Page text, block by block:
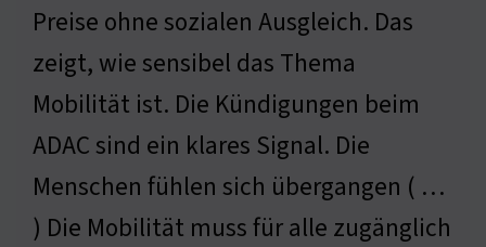
Preise ohne sozialen Ausgleich. Das
zeigt, wie sensibel das Thema
Mobilität ist. Die Kündigungen beim
ADAC sind ein klares Signal. Die
Menschen fühlen sich übergangen ( …
) Die Mobilität muss für alle zugänglich